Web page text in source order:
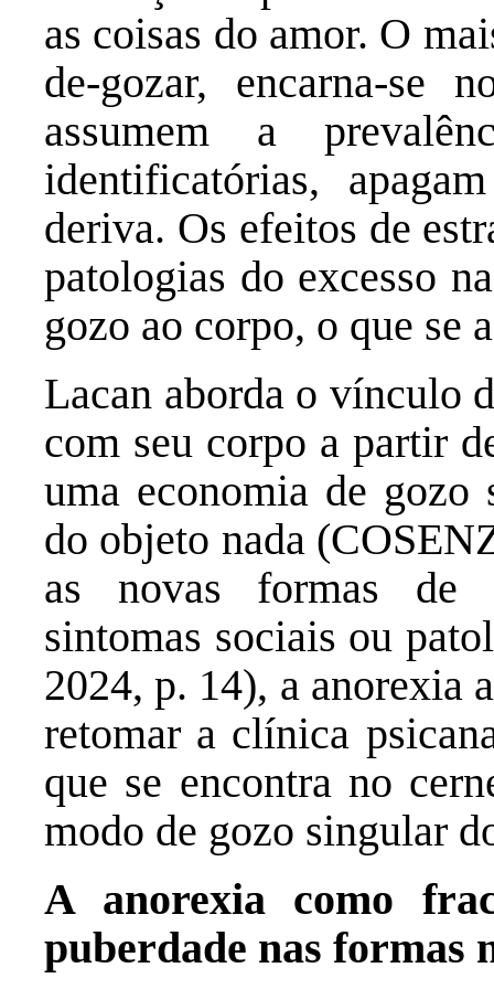
as coisas do amor. O
de-gozar, encarna-se
assumem a
identificatórias,
deriva. Os efeitos de
patologias do excesso
gozo ao corpo, o que se
Lacan aborda o vínculo
com seu corpo a partir
uma economia de gozo
do objeto nada
as novas formas de
sintomas sociais ou
2024, p. 14), a anorexia
retomar a clínica
que se encontra no
modo de gozo singular
A anorexia como
puberdade nas formas